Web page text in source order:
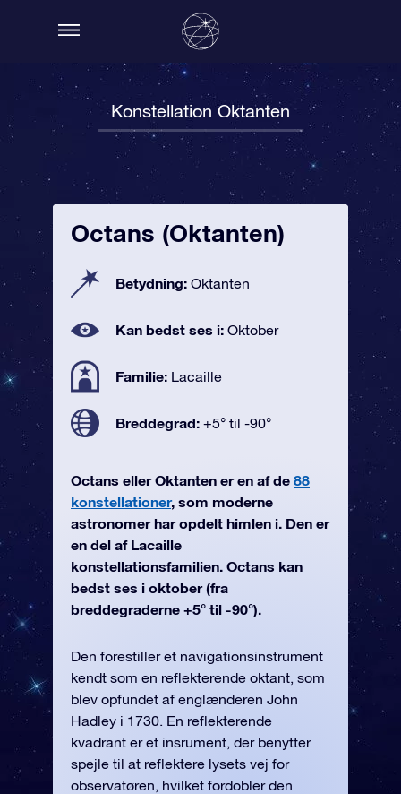
Konstellation Oktanten
Octans (Oktanten)
Betydning: Oktanten
Kan bedst ses i: Oktober
Familie: Lacaille
Breddegrad: +5° til -90°
Octans eller Oktanten er en af de 88
konstellationer, som moderne
astronomer har opdelt himlen i. Den er
en del af Lacaille
konstellationsfamilien. Octans kan
bedst ses i oktober (fra
breddegraderne +5° til -90°).
Den forestiller et navigationsinstrument
kendt som en reflekterende oktant, som
blev opfundet af englænderen John
Hadley i 1730. En reflekterende
kvadrant er et insrument, der benytter
spejle til at reflektere lysets vej for
observatøren, hvilket fordobler den